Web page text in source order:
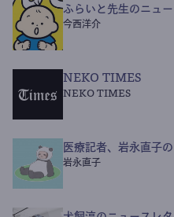
ふらいと先生のニュ
今西洋介
NEKO TIMES
NEKO TIMES
医療記者、岩永直子
岩永直子